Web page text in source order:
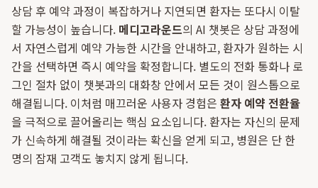
상담 후 예약 과정이 복잡하거나 지연되면 환자는 또다시 이탈
할 가능성이 높습니다. 메디고라운드의 AI 챗봇은 상담 과정에
서 자연스럽게 예약 가능한 시간을 안내하고, 환자가 원하는 시
간을 선택하면 즉시 예약을 확정합니다. 별도의 전화 통화나 로
그인 절차 없이 챗봇과의 대화창 안에서 모든 것이 원스톱으로
해결됩니다. 이처럼 매끄러운 사용자 경험은 환자 예약 전환율
을 극적으로 끌어올리는 핵심 요소입니다. 환자는 자신의 문제
가 신속하게 해결될 것이라는 확신을 얻게 되고, 병원은 단 한
명의 잠재 고객도 놓치지 않게 됩니다.